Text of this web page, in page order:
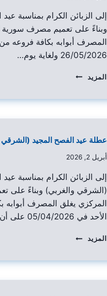
إلى الزبائن الكرام بمناسبة
وبناءً على تعميم مصرف سورية
المصرف أبوابه بكافة فروعه من
26/05/2026 ولغاية يوم…
المزيد
عطلة عيد الفصح المجيد (الشرقي
أبريل 2, 2026
إلى الزبائن الكرام بمناسبة
(الشرقي والغربي) وبناءً على
المركزي يغلق المصرف أبوابه
الأحد في 05/04/2026 على أن…
المزيد